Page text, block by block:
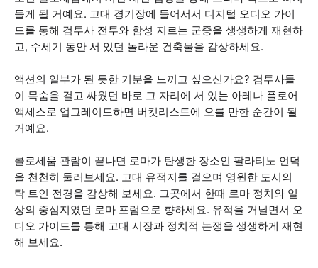
들게 될 거예요. 고대 경기장에 들어서서 디지털 오디오 가이
드를 통해 검투사 전투와 함성 지르는 군중을 생생하게 재현하
고, 수세기 동안 서 있던 놀라운 건축물을 감상하세요.
액션의 일부가 된 듯한 기분을 느끼고 싶으신가요? 검투사들
이 목숨을 걸고 싸웠던 바로 그 자리에 서 있는 아레나 플로어
액세스로 업그레이드하면 버킷리스트에 오를 만한 순간이 될
거예요.
콜로세움 관람이 끝나면 로마가 탄생한 장소인 팔라티노 언덕
을 천천히 둘러보세요. 고대 유적지를 걸으며 영원한 도시의
탁 트인 전경을 감상해 보세요. 그곳에서 한때 로마 정치와 일
상의 중심지였던 로마 포럼으로 향하세요. 유적을 거닐면서 오
디오 가이드를 통해 고대 시장과 정치적 논쟁을 생생하게 재현
해 보세요.